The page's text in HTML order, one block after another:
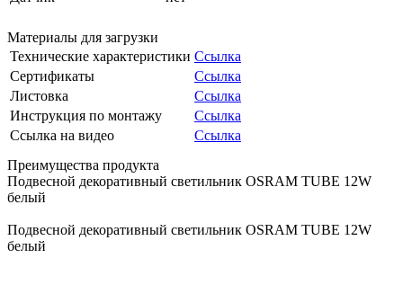
Материалы для загрузки
Технические характеристики Ссылка
Сертификаты
Ссылка
Листовка
Ссылка
Инструкция по монтажу
Ссылка
Ссылка на видео
Ссылка
Преимущества продукта
Подвесной декоративный светильник OSRAM TUBE 12W
белый
Подвесной декоративный светильник OSRAM TUBE 12W
белый